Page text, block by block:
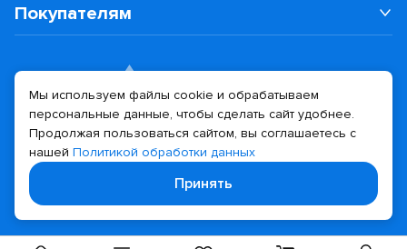
Покупателям
Политика конфиденциальности
Дизайн сайта Разработка сайта
Мы используем файлы cookie и обрабатываем
персональные данные, чтобы сделать сайт удобнее.
Продолжая пользоваться сайтом, вы соглашаетесь с
нашей Политикой обработки данных
Принять